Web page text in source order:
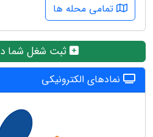
تمامی محله ها
ثبت شغل شما
نمادهای الکترونیکی